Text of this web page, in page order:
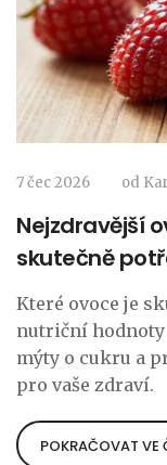
7 čec 2026 od
Nejzdravější
skutečně
Které ovoce je
nutriční
mýty o cukru a
pro vaše zdraví.
POKRAČOVAT VE